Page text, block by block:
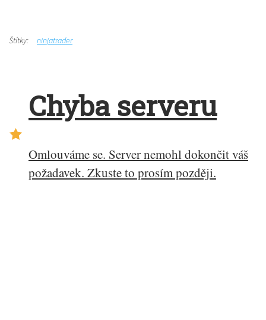
Štítky: ninjatrader
Chyba serveru
Omlouváme se. Server nemohl dokončit váš
požadavek. Zkuste to prosím později.